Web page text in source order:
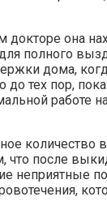
докторе она
полного
дома,
до тех пор,
работе
количество
что после
неприятные